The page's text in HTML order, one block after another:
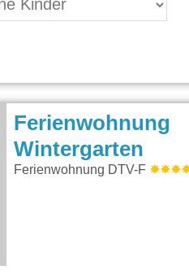
Ferienwohnung
Wintergarten
Ferienwohnung DTV-F